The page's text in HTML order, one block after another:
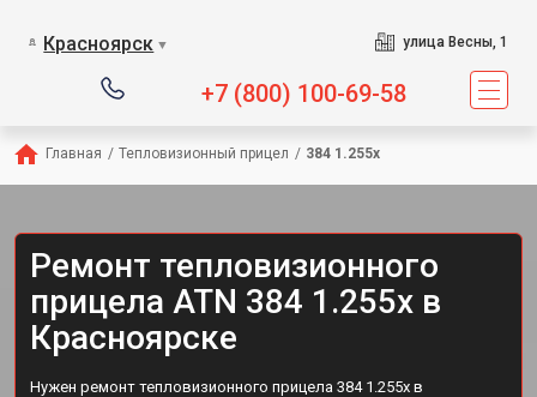
Красноярск ▼ улица Весны, 1
+7 (800) 100-69-58
Главная / Тепловизионный прицел / 384 1.255x
Ремонт тепловизионного
прицела ATN 384 1.255x в
Красноярске
Нужен ремонт тепловизионного прицела 384 1.255x в